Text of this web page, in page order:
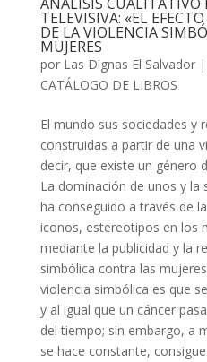
TELEVISIVA: «EL
DE LA VIOLENCIA
MUJERES
por Las Dignas El Salvador|
CATÁLOGO DE LIBROS
El mundo sus sociedades y
construidas a partir de una
decir, que existe un género
La dominación de unos y la
ha conseguido a través de
iconos, estereotipos en los
mediante la publicidad y la
simbólica contra las
violencia simbólica es que
y al igual que un cáncer
del tiempo; sin embargo, a
se hace constante,